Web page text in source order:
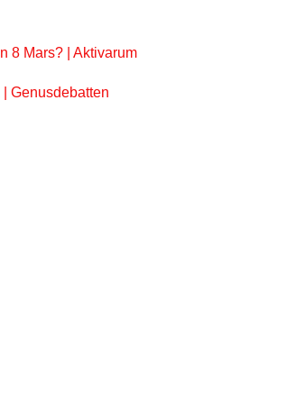
8 Mars? | Aktivarum
Genusdebatten